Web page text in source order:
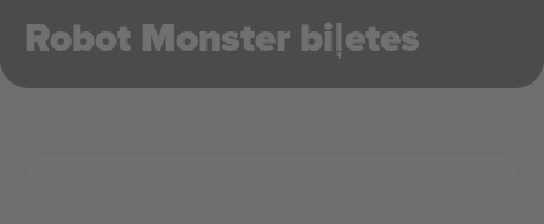
Robot Monster biļetes